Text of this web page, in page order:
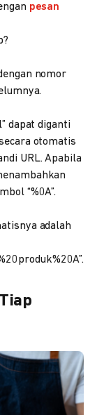
pesan
nomor
dapat diganti
otomatis
URL. Apabila
“%0A”.
adalah